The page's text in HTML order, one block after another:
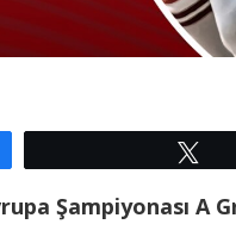
Şampiyonası A